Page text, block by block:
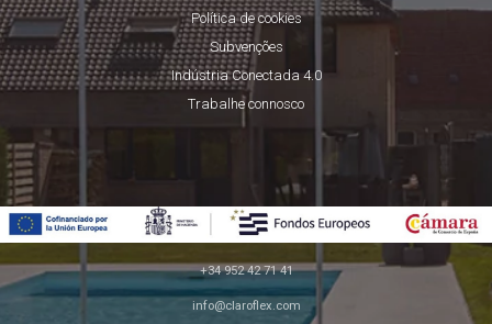
Política de cookies
Subvenções
Indústria Conectada 4.0
Trabalhe connosco
+34 952 42 71 41
info@claroflex.com